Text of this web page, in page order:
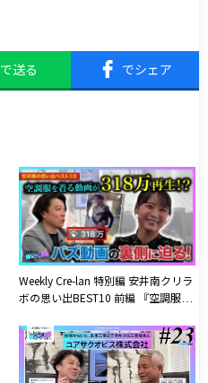
で送る でシェア
Weekly Cre-lan 特別編 安井南クリラ
ボの思い出BEST10 前編 『空調服を
ズ動画の裏側に迫る!』【安井南】